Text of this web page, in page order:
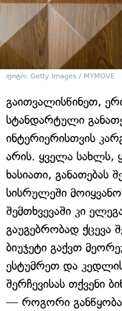
ფოტო: Getty Images / MYMOVE
გაითვალისწინეთ,
სტანდარტული
ინტერიერისთვის
არის. ყველა სახლს,
ხასიათი, განათებას
სისრულეში
შემთხვევაში კი
გაუგებრობად
ბიუჯეტი გაქვთ
ესტუმრეთ და
შერჩევისას თქვენი
— როგორი